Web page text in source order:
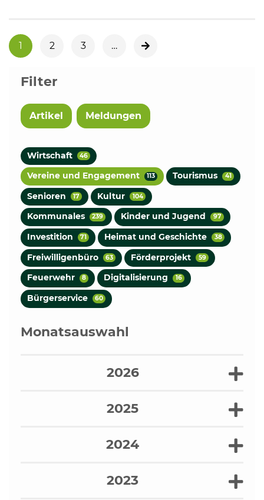
1 2 3 … nächste Seite
Filter
Artikel Meldungen
Wirtschaft 46
Vereine und Engagement 113 Tourismus 41
Senioren 17 Kultur 104
Kommunales 239 Kinder und Jugend 97
Investition 71 Heimat und Geschichte 38
Freiwilligenbüro 63 Förderprojekt 59
Feuerwehr 8 Digitalisierung 16
Bürgerservice 60
Monatsauswahl
2026
2025
2024
2023